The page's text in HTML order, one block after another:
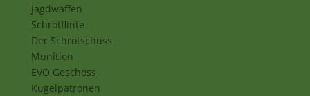
Jagdwaffen
Schrotflinte
Der Schrotschuss
Munition
EVO Geschoss
Kugelpatronen